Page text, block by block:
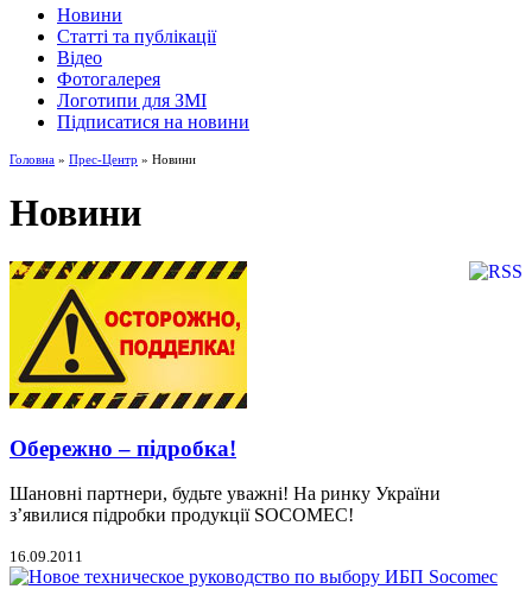
Новини
Статті та публікації
Відео
Фотогалерея
Логотипи для ЗМІ
Підписатися на новини
Головна » Прес-Центр » Новини
Новини
Обережно – підробка!
Шановні партнери, будьте уважні! На ринку України
з’явилися підробки продукції SOCOMEC!
16.09.2011